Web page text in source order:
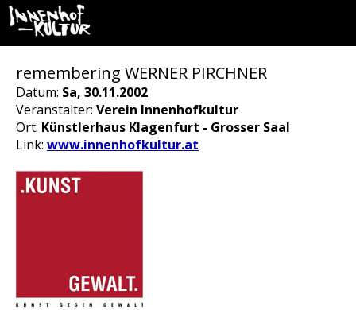
remembering WERNER PIRCHNER
Datum: Sa, 30.11.2002
Veranstalter: Verein Innenhofkultur
Ort: Künstlerhaus Klagenfurt - Grosser Saal
Link: www.innenhofkultur.at